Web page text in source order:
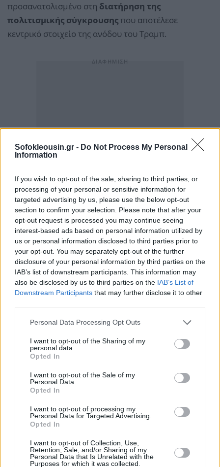
Sofokleousin.gr - Do Not Process My Personal
Information
If you wish to opt-out of the sale, sharing to third parties, or
processing of your personal or sensitive information for
targeted advertising by us, please use the below opt-out
section to confirm your selection. Please note that after your
opt-out request is processed you may continue seeing
interest-based ads based on personal information utilized by
us or personal information disclosed to third parties prior to
your opt-out. You may separately opt-out of the further
disclosure of your personal information by third parties on the
IAB’s list of downstream participants. This information may
also be disclosed by us to third parties on the IAB’s List of
Downstream Participants that may further disclose it to other
Personal Data Processing Opt Outs
I want to opt-out of the Sharing of my
personal data.
Opted In
I want to opt-out of the Sale of my
Personal Data.
Opted In
I want to opt-out of processing my
Personal Data for Targeted Advertising.
Opted In
I want to opt-out of Collection, Use,
Retention, Sale, and/or Sharing of my
Personal Data that Is Unrelated with the
Purposes for which it was collected.
προσανατολισμένο στη διατήρηση της
πολιτισμικής σύγκρουσηςπου αποτέλεσε
κεντρικό στοιχείο της ανόδου του Τραμπ.
ανταγωνισμού, άνθρωποι που βρίσκονται κοντά
και στους δύο πολιτικούς επιμένουν ότι
τους παραμένουν φιλικέςκαι ότι δεν επιθυμούν
να εμφανίζονται ως αντίπαλοι. Συχνά
συνεργάτες τους σημειώνουν ότι αντιλαμβάνονται
τη σημερινή περίοδο ως μια ιστορική φάση